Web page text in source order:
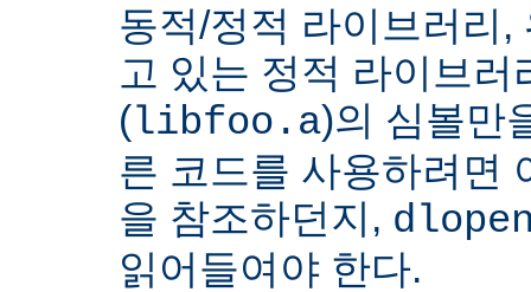
동적/정적 라이브러리,
고 있는 정적 라이브러
(libfoo.a)의 심볼만
른 코드를 사용하려면
을 참조하던지,
읽어들여야 한다.